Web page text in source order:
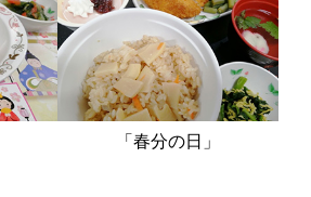
「春分の日」